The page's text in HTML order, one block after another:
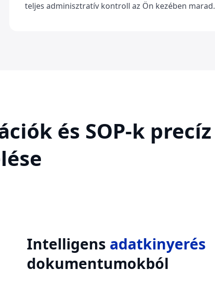
teljes adminisztratív kontroll az Ön kezében marad.
és SOP-k precíz
Intelligens adatkinyerés
dokumentumokból